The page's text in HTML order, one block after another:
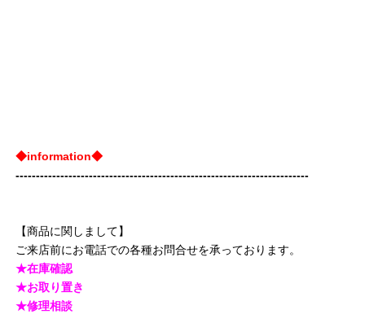
◆information◆
------------------------------------------------------------------------
【商品に関しまして】
ご来店前にお電話での各種お問合せを承っております。
★在庫確認
★お取り置き
★修理相談